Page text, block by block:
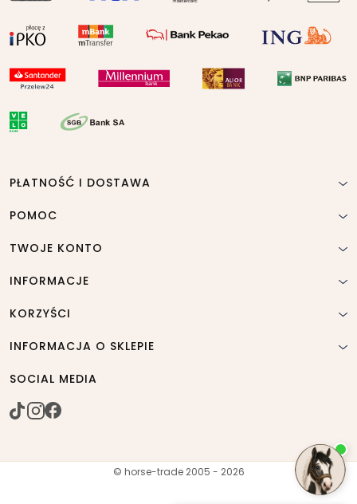
PŁATNOŚĆ I DOSTAWA
POMOC
TWOJE KONTO
INFORMACJE
KORZYŚCI
INFORMACJA O SKLEPIE
SOCIAL MEDIA
© horse-trade 2005 - 2026